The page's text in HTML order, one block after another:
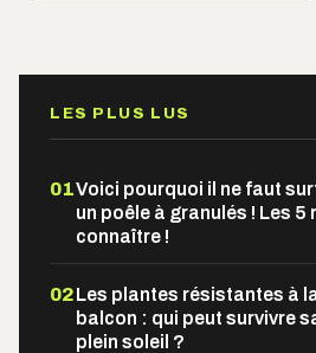
LES PLUS LUS
01Voici pourquoi il ne faut
un poêle à granulés ! Les 5
connaître !
02Les plantes résistantes à
balcon : qui peut survivre
plein soleil ?